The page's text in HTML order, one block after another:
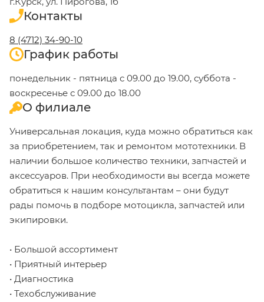
Контакты
8 (4712) 34-90-10
График работы
понедельник - пятница с 09.00 до 19.00, суббота -
воскресенье с 09.00 до 18.00
О филиале
Универсальная локация, куда можно обратиться как
за приобретением, так и ремонтом мототехники. В
наличии большое количество техники, запчастей и
аксессуаров. При необходимости вы всегда можете
обратиться к нашим консультантам – они будут
рады помочь в подборе мотоцикла, запчастей или
экипировки.
• Большой ассортимент
• Приятный интерьер
• Диагностика
• Техобслуживание